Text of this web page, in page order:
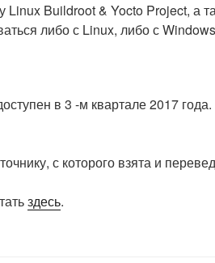
Linux Buildroot & Yocto Project, а
либо с Linux, либо с
в 3 -м квартале 2017
с которого взята и
здесь.